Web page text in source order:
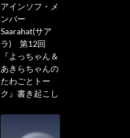
アインソフ・メ
ンバー
Saarahat(サア
ラ) 第12回
『よっちゃん＆
あきらちゃんの
たわごとトー
ク』書き起こし